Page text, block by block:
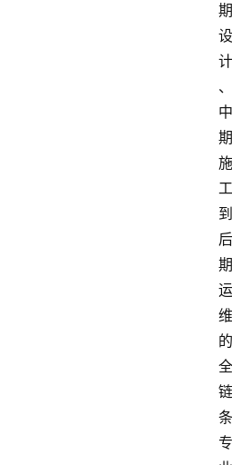
期
设
计
、
中
期
施
工
到
后
期
运
维
的
全
链
条
专